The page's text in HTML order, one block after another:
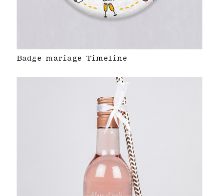
Badge mariage Timeline